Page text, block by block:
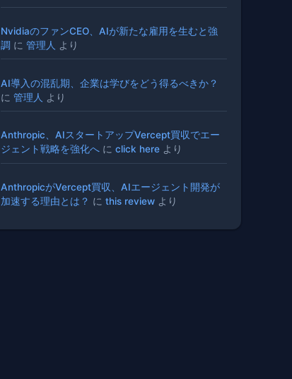
NvidiaのファンCEO、AIが新たな雇用を生むと強
調 に 管理人 より
AI導入の混乱期、企業は学びをどう得るべきか？
に 管理人 より
Anthropic、AIスタートアップVercept買収でエー
ジェント戦略を強化へ に click here より
AnthropicがVercept買収、AIエージェント開発が
加速する理由とは？ に this review より